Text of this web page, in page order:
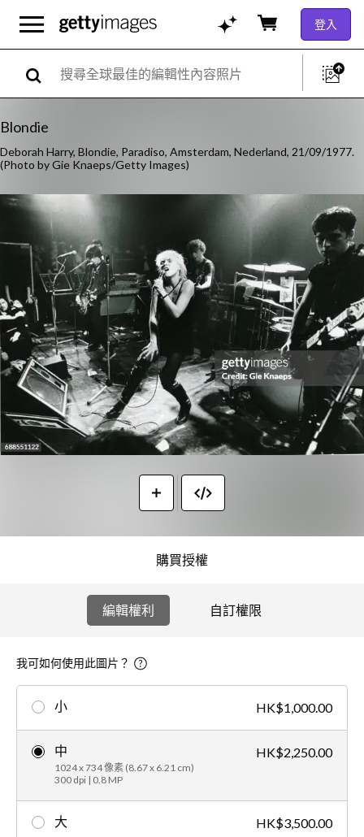
登入
Blondie
Deborah Harry, Blondie, Paradiso, Amsterdam, Nederland, 21/09/1977.
(Photo by Gie Knaeps/Getty Images)
購買授權
編輯權利 自訂權限
我可如何使用此圖片？
小 HK$1,000.00
中
1024 x 734 像素 (8.67 x 6.21 cm)
300 dpi | 0.8 MP
HK$2,250.00
大 HK$3,500.00